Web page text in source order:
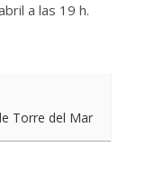
a las 19 h.
Torre del Mar